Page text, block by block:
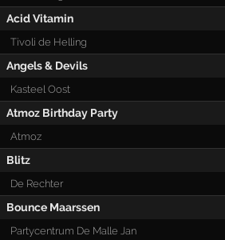
Acid Vitamin
Tivoli de Helling
Angels & Devils
Kasteel Oost
Atmoz Birthday Party
Atmoz
Blitz
De Rechter
Bounce Maarssen
Partycentrum De Malle Jan